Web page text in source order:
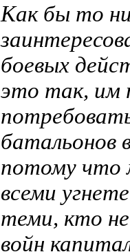
Как бы то
боевых
это так, им
батальонов
потому что
всеми
теми, кто
войн